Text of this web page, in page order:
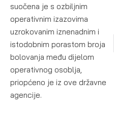
suočena je s ozbiljnim
operativnim izazovima
uzrokovanim iznenadnim i
istodobnim porastom broja
bolovanja među dijelom
operativnog osoblja,
priopćeno je iz ove državne
agencije.